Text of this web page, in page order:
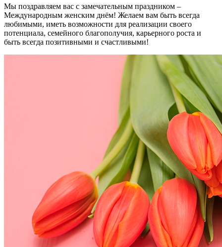
Мы поздравляем вас с замечательным праздником –
Международным женским днём! Желаем вам быть всегда
любимыми, иметь возможности для реализации своего
потенциала, семейного благополучия, карьерного роста и
быть всегда позитивными и счастливыми!